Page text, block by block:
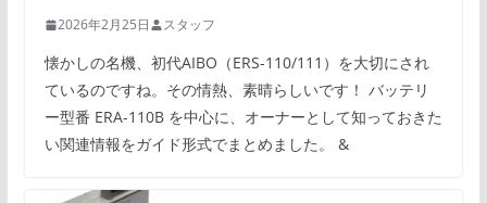
2026年2月25日 スタッフ
懐かしの名機、初代AIBO（ERS-110/111）を大切にされ
ているのですね。その情熱、素晴らしいです！ バッテリ
ー型番 ERA-110B を中心に、オーナーとして知っておきた
い関連情報をガイド形式でまとめました。 &